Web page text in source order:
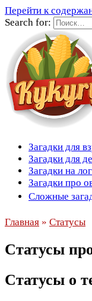
Перейти к
Search for:
Загадки для
Загадки для
Загадки на
Загадки про
Сложные
Главная » Статусы
Статусы
Статусы о